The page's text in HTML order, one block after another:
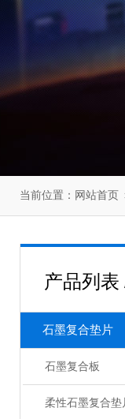
当前位置： 网站首页
产品列表
石墨复合垫片
石墨复合板
柔性石墨复合垫